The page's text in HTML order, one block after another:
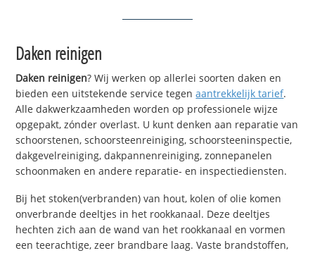
Daken reinigen
Daken reinigen? Wij werken op allerlei soorten daken en
bieden een uitstekende service tegenaantrekkelijk tarief.
Alle dakwerkzaamheden worden op professionele wijze
opgepakt, zónder overlast. U kunt denken aan reparatie van
schoorstenen, schoorsteenreiniging, schoorsteeninspectie,
dakgevelreiniging, dakpannenreiniging, zonnepanelen
schoonmaken en andere reparatie- en inspectiediensten.
Bij het stoken(verbranden) van hout, kolen of olie komen
onverbrande deeltjes in het rookkanaal. Deze deeltjes
hechten zich aan de wand van het rookkanaal en vormen
een teerachtige, zeer brandbare laag. Vaste brandstoffen,